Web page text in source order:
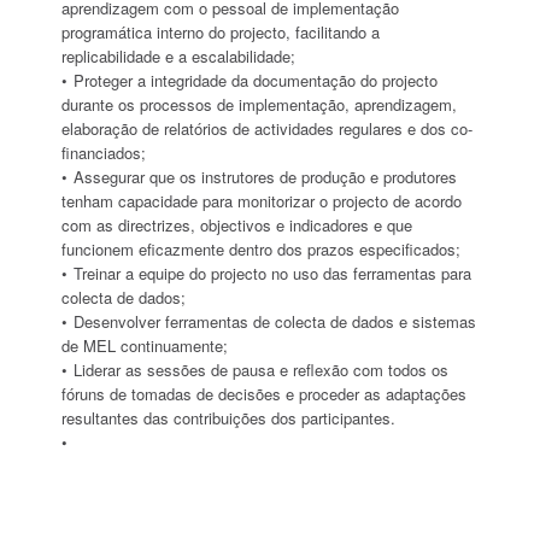
aprendizagem com o pessoal de implementação
programática interno do projecto, facilitando a
replicabilidade e a escalabilidade;
Proteger a integridade da documentação do projecto
durante os processos de implementação, aprendizagem,
elaboração de relatórios de actividades regulares e dos co-
financiados;
Assegurar que os instrutores de produção e produtores
tenham capacidade para monitorizar o projecto de acordo
com as directrizes, objectivos e indicadores e que
funcionem eficazmente dentro dos prazos especificados;
Treinar a equipe do projecto no uso das ferramentas para
colecta de dados;
Desenvolver ferramentas de colecta de dados e sistemas
de MEL continuamente;
Liderar as sessões de pausa e reflexão com todos os
fóruns de tomadas de decisões e proceder as adaptações
resultantes das contribuições dos participantes.